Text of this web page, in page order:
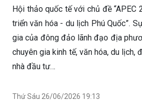
Hội thảo quốc tế với chủ đề “APEC
triển văn hóa - du lịch Phú Quốc”.
gia của đông đảo lãnh đạo địa
chuyên gia kinh tế, văn hóa, du lịch,
nhà đầu tư…
Thứ Sáu 26/06/2026 19:13